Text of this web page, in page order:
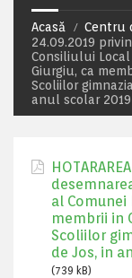
Acasă Centru
24.09.2019
Consiliului Local
Giurgiu, ca
Scoliilor
anul scolar
al Comunei
membrii in
Scoliilor
de Jos, in
(739 kB)